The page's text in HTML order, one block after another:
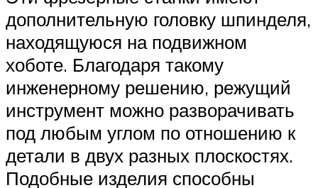
дополнительную головку шпинделя,
находящуюся на подвижном
хоботе. Благодаря такому
инженерному решению, режущий
инструмент можно разворачивать
под любым углом по отношению к
детали в двух разных плоскостях.
Подобные изделия способны